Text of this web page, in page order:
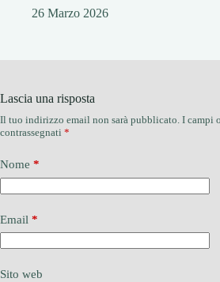
26 Marzo 2026
Lascia una risposta
Il tuo indirizzo email non sarà pubblicato. I campi
contrassegnati *
Nome *
Email *
Sito web